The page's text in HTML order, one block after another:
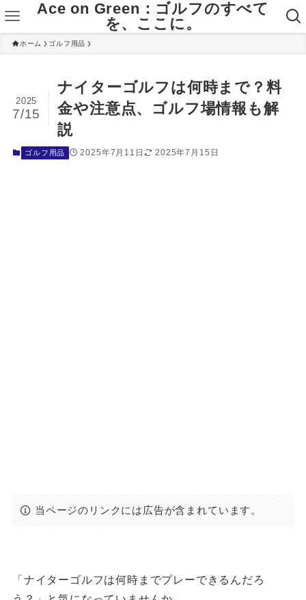
Ace on Green：ゴルフのすべて
を、ここに。
ホーム ゴルフ用品
ナイターゴルフは何時まで？料
金や注意点、ゴルフ場情報も解
説
2025
7/15
ゴルフ用品 2025年7月11日 2025年7月15日
当ページのリンクには広告が含まれています。
「ナイターゴルフは何時までプレーできるんだろ